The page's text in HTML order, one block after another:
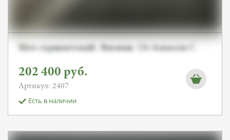
Меч сержантский. Япония. От Алексея С.
202 400 руб.
Артикул: 2407
Есть в наличии